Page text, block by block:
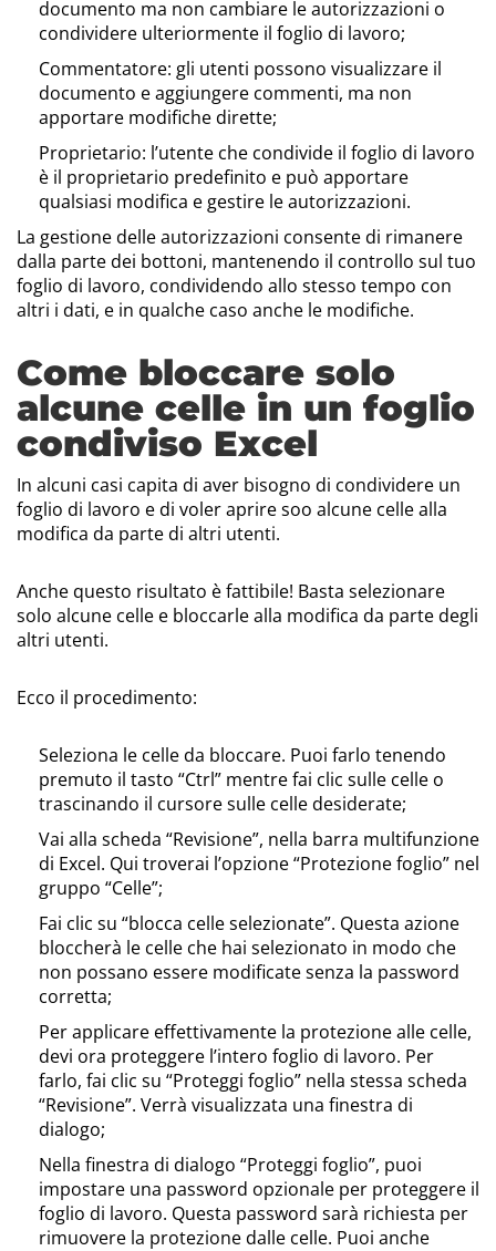
documento ma non cambiare le autorizzazioni o
condividere ulteriormente il foglio di lavoro;
Commentatore: gli utenti possono visualizzare il
documento e aggiungere commenti, ma non
apportare modifiche dirette;
Proprietario: l’utente che condivide il foglio di lavoro
è il proprietario predefinito e può apportare
qualsiasi modifica e gestire le autorizzazioni.
La gestione delle autorizzazioni consente di rimanere
dalla parte dei bottoni, mantenendo il controllo sul tuo
foglio di lavoro, condividendo allo stesso tempo con
altri i dati, e in qualche caso anche le modifiche.
Come bloccare solo
alcune celle in un foglio
condiviso Excel
In alcuni casi capita di aver bisogno di condividere un
foglio di lavoro e di voler aprire soo alcune celle alla
modifica da parte di altri utenti.
Anche questo risultato è fattibile! Basta selezionare
solo alcune celle e bloccarle alla modifica da parte degli
altri utenti.
Ecco il procedimento:
Seleziona le celle da bloccare. Puoi farlo tenendo
premuto il tasto “Ctrl” mentre fai clic sulle celle o
trascinando il cursore sulle celle desiderate;
Vai alla scheda “Revisione”, nella barra multifunzione
di Excel. Qui troverai l’opzione “Protezione foglio” nel
gruppo “Celle”;
Fai clic su “blocca celle selezionate”. Questa azione
bloccherà le celle che hai selezionato in modo che
non possano essere modificate senza la password
corretta;
Per applicare effettivamente la protezione alle celle,
devi ora proteggere l’intero foglio di lavoro. Per
farlo, fai clic su “Proteggi foglio” nella stessa scheda
“Revisione”. Verrà visualizzata una finestra di
dialogo;
Nella finestra di dialogo “Proteggi foglio”, puoi
impostare una password opzionale per proteggere il
foglio di lavoro. Questa password sarà richiesta per
rimuovere la protezione dalle celle. Puoi anche